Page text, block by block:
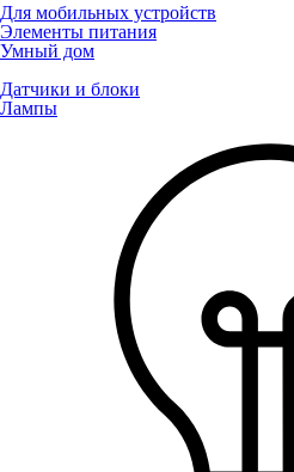
Для мобильных устройств
Элементы питания
Умный дом
Датчики и блоки
Лампы